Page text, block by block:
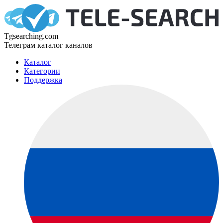
Tgsearching.com
Телеграм каталог каналов
Каталог
Категории
Поддержка